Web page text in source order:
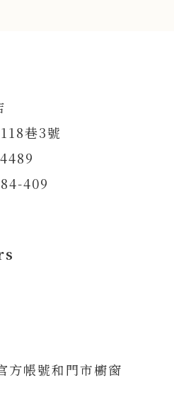
巷3號
409
方帳號和門市櫥窗